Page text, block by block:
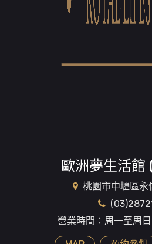
歐洲夢生活館
桃園市中壢區永
營業時間：周一至周